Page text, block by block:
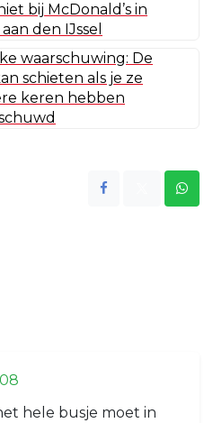
bij McDonald’s in
den IJssel
waarschuwing: De
schieten als je ze
keren hebben
hele busje moet in